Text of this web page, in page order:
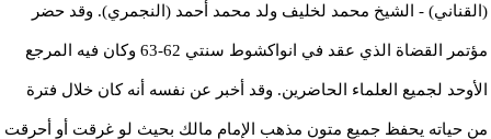
(القناني) - الشيخ محمد لخليف ولد محمد أحمد (النجمري). وقد حضر
مؤتمر القضاة الذي عقد في انواكشوط سنتي 62-63 وكان فيه المرجع
الأوحد لجميع العلماء الحاضرين. وقد أخبر عن نفسه أنه كان خلال فترة
من حياته يحفظ جميع متون مذهب الإمام مالك بحيث لو غرقت أو أحرقت